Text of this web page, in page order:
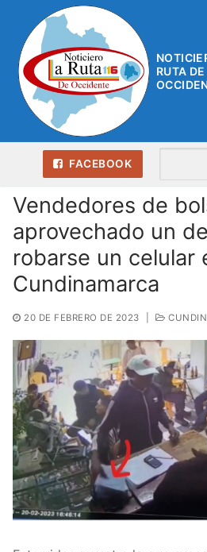
contenido
RUTA DE
FACEBOOK
Vendedores de
aprovechado un
robarse un celular
Cundinamarca
20 DE FEBRERO DE 2023